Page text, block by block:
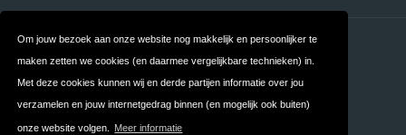
Om jouw bezoek aan onze website nog makkelijk en persoonlijker te
maken zetten we cookies (en daarmee vergelijkbare technieken) in.
Met deze cookies kunnen wij en derde partijen informatie over jou
verzamelen en jouw internetgedrag binnen (en mogelijk ook buiten)
onze website volgen. Meer informatie
Contact Privacy
Algemene
Voorwaarden
FAQ